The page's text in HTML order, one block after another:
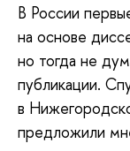
В России
на основе
но тогда не
публикации.
в
предложили